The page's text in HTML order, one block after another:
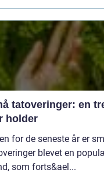
tatoveringer: en
holder
for de seneste år er
blevet en
som forts&ael...